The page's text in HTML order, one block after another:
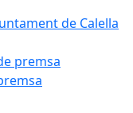
de Calella
premsa